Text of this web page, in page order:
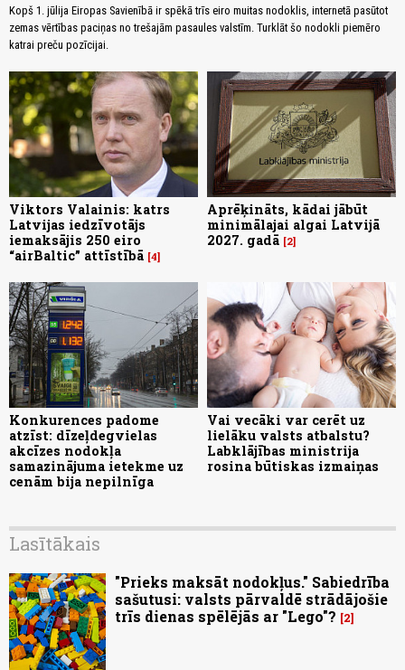
Kopš 1. jūlija Eiropas Savienībā ir spēkā trīs eiro muitas nodoklis, internetā pasūtot
zemas vērtības paciņas no trešajām pasaules valstīm. Turklāt šo nodokli piemēro
katrai preču pozīcijai.
Viktors Valainis: katrs
Latvijas iedzīvotājs
iemaksājis 250 eiro
“airBaltic” attīstībā 4
Aprēķināts, kādai jābūt
minimālajai algai Latvijā
2027. gadā 2
Konkurences padome
atzīst: dīzeļdegvielas
akcīzes nodokļa
samazinājuma ietekme uz
cenām bija nepilnīga
Vai vecāki var cerēt uz
lielāku valsts atbalstu?
Labklājības ministrija
rosina būtiskas izmaiņas
Lasītākais
"Prieks maksāt nodokļus." Sabiedrība
sašutusi: valsts pārvaldē strādājošie
trīs dienas spēlējās ar "Lego"?
2